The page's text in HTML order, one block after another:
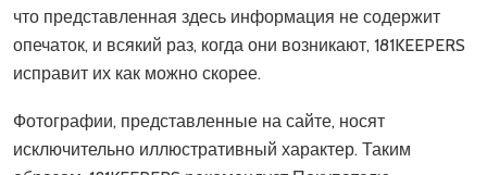
что представленная здесь информация не содержит
опечаток, и всякий раз, когда они возникают, 181KEEPERS
исправит их как можно скорее.
Фотографии, представленные на сайте, носят
исключительно иллюстративный характер. Таким